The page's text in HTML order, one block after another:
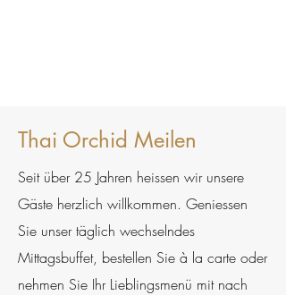
Thai Orchid Meilen
Seit über 25 Jahren heissen wir unsere
Gäste herzlich willkommen. Geniessen
Sie unser täglich wechselndes
Mittagsbuffet, bestellen Sie à la carte oder
nehmen Sie Ihr Lieblingsmenü mit nach